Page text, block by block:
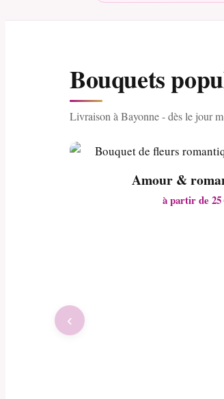
Bouquets
Livraison à Bayonne - dès le jour
Amour &
à partir de 25
‹